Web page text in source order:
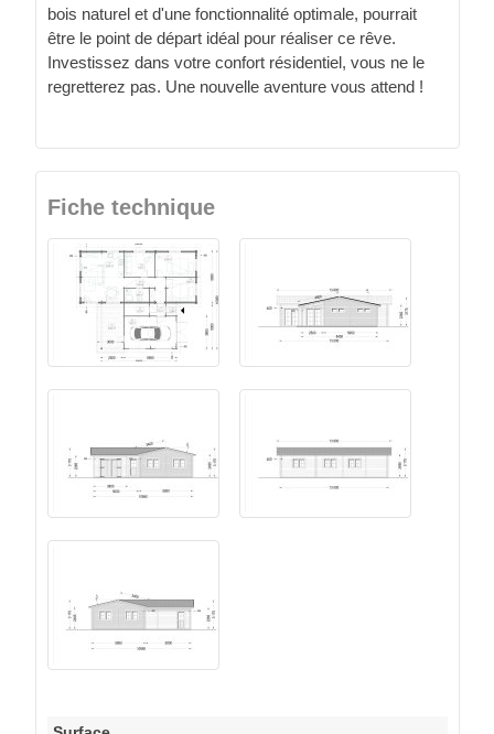
bois naturel et d'une fonctionnalité optimale, pourrait
être le point de départ idéal pour réaliser ce rêve.
Investissez dans votre confort résidentiel, vous ne le
regretterez pas. Une nouvelle aventure vous attend !
Fiche technique